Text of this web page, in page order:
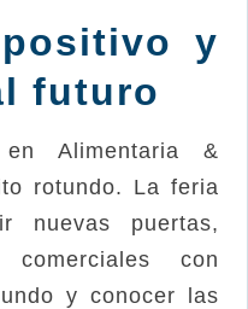
y
futuro
en Alimentaria &
rotundo. La feria
nuevas puertas,
comerciales con
y conocer las